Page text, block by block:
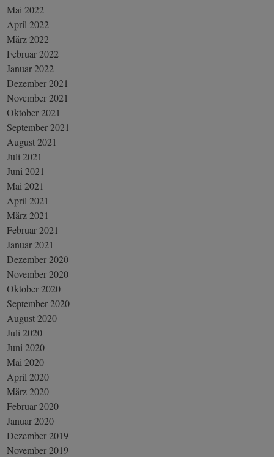
Mai 2022
April 2022
März 2022
Februar 2022
Januar 2022
Dezember 2021
November 2021
Oktober 2021
September 2021
August 2021
Juli 2021
Juni 2021
Mai 2021
April 2021
März 2021
Februar 2021
Januar 2021
Dezember 2020
November 2020
Oktober 2020
September 2020
August 2020
Juli 2020
Juni 2020
Mai 2020
April 2020
März 2020
Februar 2020
Januar 2020
Dezember 2019
November 2019